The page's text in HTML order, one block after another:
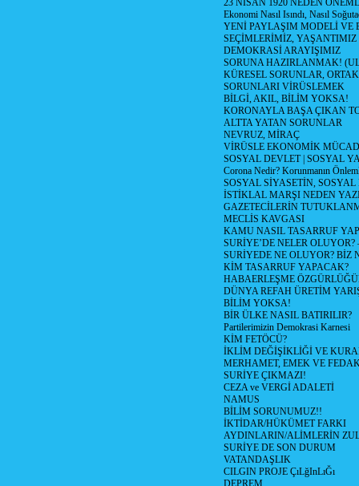
23 NİSAN 1920 NEDEN
Ekonomi Nasıl Isındı, Nasıl
YENİ PAYLAŞIM MODELİ VE
SEÇİMLERİMİZ, YAŞANTIMIZ
DEMOKRASİ ARAYIŞIMIZ
SORUNA HAZIRLANMAK!
KÜRESEL SORUNLAR,
SORUNLARI VİRÜSLEMEK
BİLGİ, AKIL, BİLİM YOKSA!
KORONAYLA BAŞA ÇIKAN
ALTTA YATAN SORUNLAR
NEVRUZ, MİRAÇ
VİRÜSLE EKONOMİK
SOSYAL DEVLET | SOSYAL
Corona Nedir? Korunmanın
SOSYAL SİYASETİN,
İSTİKLAL MARŞI NEDEN
GAZETECİLERİN
MECLİS KAVGASI
KAMU NASIL TASARRUF
SURİYE’DE NELER OLUYOR?
SURİYEDE NE OLUYOR? BİZ
KİM TASARRUF YAPACAK?
HABAERLEŞME
DÜNYA REFAH ÜRETİM
BİLİM YOKSA!
BİR ÜLKE NASIL BATIRILIR?
Partilerimizin Demokrasi Karnesi
KİM FETÖCÜ?
İKLİM DEĞİŞİKLİĞİ VE
MERHAMET, EMEK VE
SURİYE ÇIKMAZI!
CEZA ve VERGİ ADALETİ
NAMUS
BİLİM SORUNUMUZ!!
İKTİDAR/HÜKÜMET FARKI
AYDINLARIN/ALİMLERİN
SURİYE DE SON DURUM
VATANDAŞLIK
CILGIN PROJE ÇıLğInLıĞı
DEPREM